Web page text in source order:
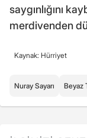
saygınlığını
merdivenden
Kaynak: Hürriyet
Nuray Sayarı Beyaz